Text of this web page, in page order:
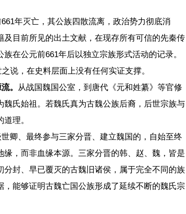
年灭亡，其公族四散流离，政治势力彻底消
及目前所见的出土文献，在现存所有可信的先秦传
在公元前661年后以独立宗族形式活动的记录。
说，在史料层面上没有任何实证支撑。
。 从战国魏国公室，到唐代《元和姓纂》等官修
氏始祖。若魏氏真为古魏公族后裔，后世宗族与
理。
卿、最终参与三家分晋、建立魏国的，自始至终
，而非血缘本源。三家分晋的韩、赵、魏，皆是
封、早已覆灭的古魏旧诸侯，属于完全不同的族
能够证明古魏亡国公族形成了延续不断的魏氏宗